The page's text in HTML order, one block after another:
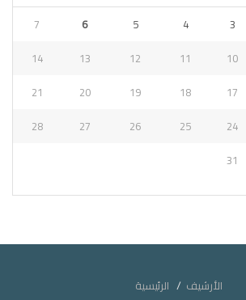
3
4
5
6
7
10
11
12
13
14
17
18
19
20
21
24
25
26
27
28
31
الأرشيف الرئيسية